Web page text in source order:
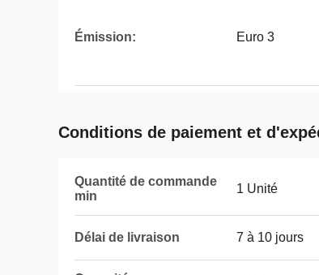
Émission: Euro 3
Conditions de paiement et
Quantité de commande
min
1 Unité
Délai de livraison 7 à 10 jours